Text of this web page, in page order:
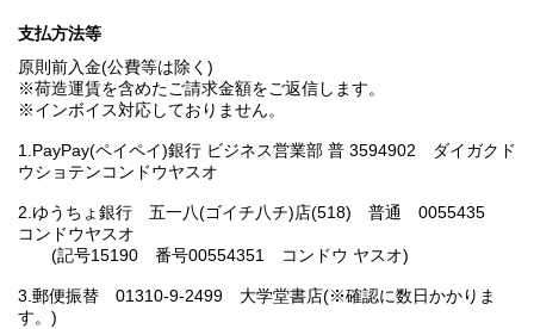
支払方法等
原則前入金(公費等は除く)
※荷造運賃を含めたご請求金額をご返信します。
※インボイス対応しておりません。
1.PayPay(ペイペイ)銀行 ビジネス営業部 普 3594902 ダイガクド
ウショテンコンドウヤスオ
2.ゆうちょ銀行 五一八(ゴイチ八チ)店(518) 普通 0055435
コンドウヤスオ
(記号15190 番号00554351 コンドウ ヤスオ)
3.郵便振替 01310-9-2499 大学堂書店(※確認に数日かかりま
す。)